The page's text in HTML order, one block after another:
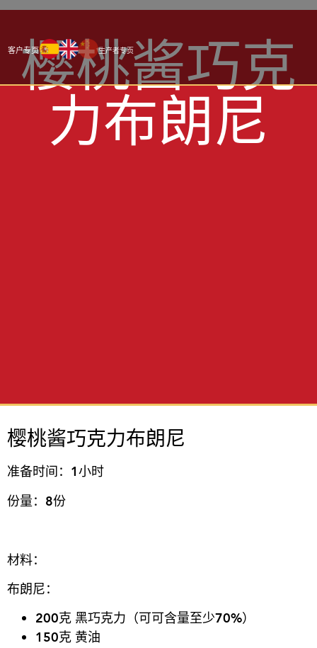
生产者专页
客户专页
樱桃酱巧克力布朗尼
樱桃酱巧克
力布朗尼
樱桃酱巧克力布朗尼
准备时间： 1小时
份量： 8份
材料：
布朗尼：
200克 黑巧克力（可可含量至少70%）
150克 黄油